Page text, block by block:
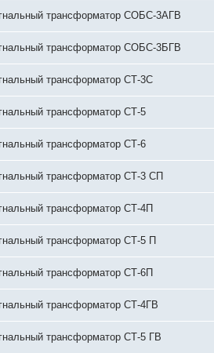
трансформатор СОБС-3АГВ
трансформатор СОБС-3БГВ
трансформатор СТ-3С
трансформатор СТ-5
трансформатор СТ-6
трансформатор СТ-3 СП
трансформатор СТ-4П
трансформатор СТ-5 П
трансформатор СТ-6П
трансформатор СТ-4ГВ
трансформатор СТ-5 ГВ